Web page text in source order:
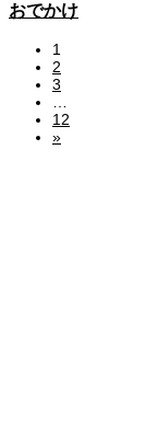
おでかけ
1
2
3
…
12
»